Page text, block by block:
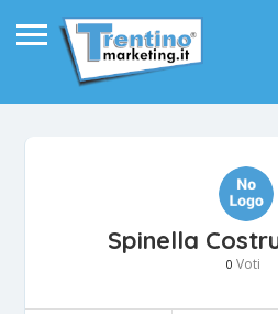
Spinella
0 Voti